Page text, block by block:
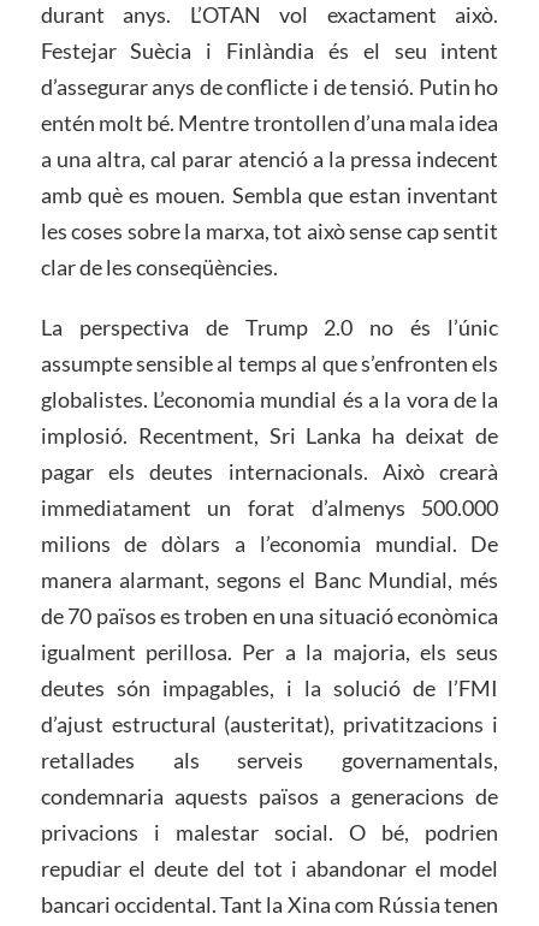
durant anys. L’OTAN vol exactament això.
Festejar Suècia i Finlàndia és el seu intent
d’assegurar anys de conflicte i de tensió. Putin ho
entén molt bé. Mentre trontollen d’una mala idea
a una altra, cal parar atenció a la pressa indecent
amb què es mouen. Sembla que estan inventant
les coses sobre la marxa, tot això sense cap sentit
clar de les conseqüències.
La perspectiva de Trump 2.0 no és l’únic
assumpte sensible al temps al que s’enfronten els
globalistes. L’economia mundial és a la vora de la
implosió. Recentment, Sri Lanka ha deixat de
pagar els deutes internacionals. Això crearà
immediatament un forat d’almenys 500.000
milions de dòlars a l’economia mundial. De
manera alarmant, segons el Banc Mundial, més
de 70 països es troben en una situació econòmica
igualment perillosa. Per a la majoria, els seus
deutes són impagables, i la solució de l’FMI
d’ajust estructural (austeritat), privatitzacions i
retallades als serveis governamentals,
condemnaria aquests països a generacions de
privacions i malestar social. O bé, podrien
repudiar el deute del tot i abandonar el model
bancari occidental. Tant la Xina com Rússia tenen